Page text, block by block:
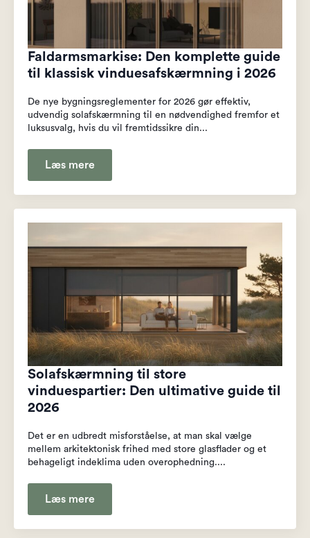
Faldarmsmarkise: Den komplette guide
til klassisk vinduesafskærmning i 2026
De nye bygningsreglementer for 2026 gør effektiv,
udvendig solafskærmning til en nødvendighed fremfor et
luksusvalg, hvis du vil fremtidssikre din...
Læs mere
Solafskærmning til store
vinduespartier: Den ultimative guide til
2026
Det er en udbredt misforståelse, at man skal vælge
mellem arkitektonisk frihed med store glasflader og et
behageligt indeklima uden overophedning....
Læs mere